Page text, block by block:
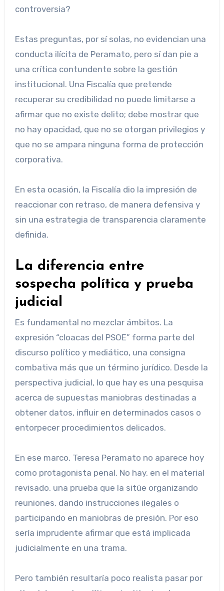
controversia?
Estas preguntas, por sí solas, no evidencian una
conducta ilícita de Peramato, pero sí dan pie a
una crítica contundente sobre la gestión
institucional. Una Fiscalía que pretende
recuperar su credibilidad no puede limitarse a
afirmar que no existe delito; debe mostrar que
no hay opacidad, que no se otorgan privilegios y
que no se ampara ninguna forma de protección
corporativa.
En esta ocasión, la Fiscalía dio la impresión de
reaccionar con retraso, de manera defensiva y
sin una estrategia de transparencia claramente
definida.
La diferencia entre
sospecha política y prueba
judicial
Es fundamental no mezclar ámbitos. La
expresión “cloacas del PSOE” forma parte del
discurso político y mediático, una consigna
combativa más que un término jurídico. Desde la
perspectiva judicial, lo que hay es una pesquisa
acerca de supuestas maniobras destinadas a
obtener datos, influir en determinados casos o
entorpecer procedimientos delicados.
En ese marco, Teresa Peramato no aparece hoy
como protagonista penal. No hay, en el material
revisado, una prueba que la sitúe organizando
reuniones, dando instrucciones ilegales o
participando en maniobras de presión. Por eso
sería imprudente afirmar que está implicada
judicialmente en una trama.
Pero también resultaría poco realista pasar por